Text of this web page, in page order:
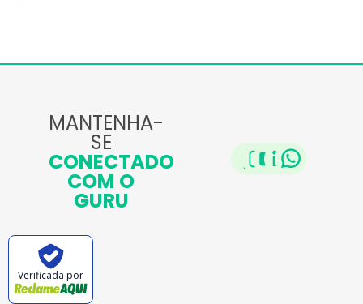
MANTENHA-
SE
CONECTADO
COM O
GURU
Verificada por